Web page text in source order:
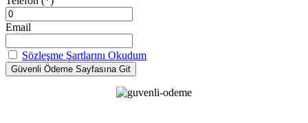
Email
Sözleşme Şartlarını Okudum